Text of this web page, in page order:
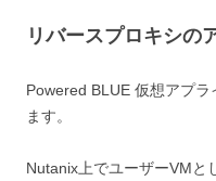
リバースプロキシの
Powered BLUE 仮想アプ
ます。
Nutanix上でユーザーVM